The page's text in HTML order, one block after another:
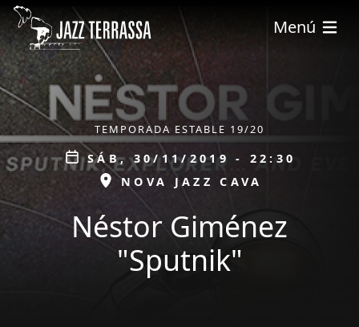
Pasar al contenido principal
Menú
ÀMBIT TEMPORADA ESTABLE 19/20
Data
SÁB, 30/11/2019 - 22:30
ESPAI
NOVA JAZZ CAVA
Néstor Giménez
"Sputnik"